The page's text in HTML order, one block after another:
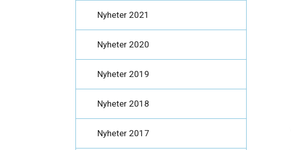
Nyheter 2021
Nyheter 2020
Nyheter 2019
Nyheter 2018
Nyheter 2017